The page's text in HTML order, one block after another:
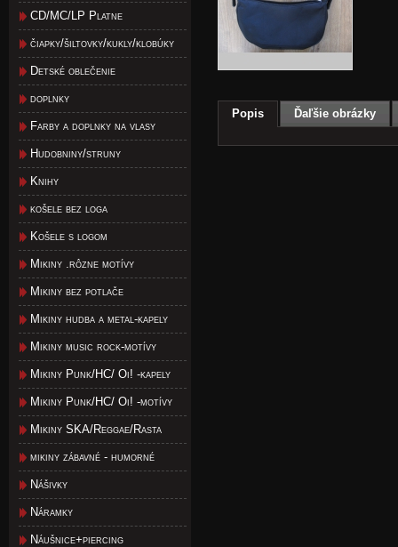
CD/MC/LP Platne
čiapky/šiltovky/kukly/klobúky
Detské oblečenie
doplnky
Farby a doplnky na vlasy
Hudobniny/struny
Knihy
košele bez loga
Košele s logom
Mikiny .rôzne motívy
Mikiny bez potlače
Mikiny hudba a metal-kapely
Mikiny music rock-motívy
Mikiny Punk/HC/ Oi! -kapely
Mikiny Punk/HC/ Oi! -motívy
Mikiny SKA/Reggae/Rasta
mikiny zábavné - humorné
Nášivky
Náramky
Náušnice+piercing
Popis Ďaľšie obrázky